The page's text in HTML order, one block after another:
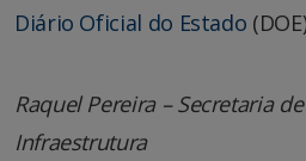
Diário Oficial do Estado
Raquel Pereira – Secretaria
Infraestrutura